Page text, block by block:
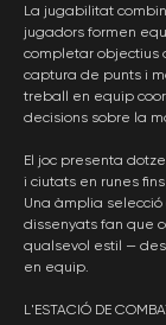
La jugabilitat
jugadors formen
completar objectius
captura de punts i
treball en equip
decisions sobre la
El joc presenta
i ciutats en runes
Una àmplia
dissenyats fan que
qualsevol estil —
en equip.
L'ESTACIÓ DE